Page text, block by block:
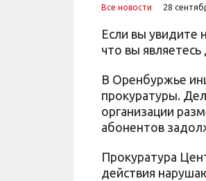
Все новости 28
Если вы увидите
что вы
В Оренбуржье
прокуратуры.
организации
абонентов
Прокуратура
действия